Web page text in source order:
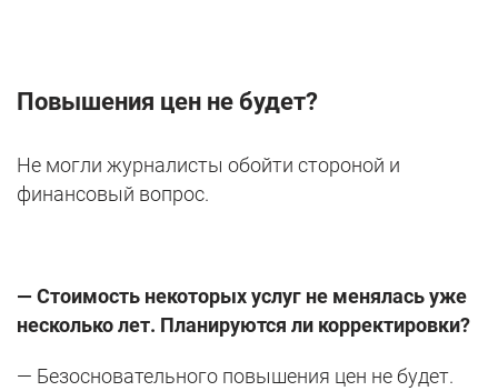
Повышения цен не будет?
Не могли журналисты обойти стороной и
финансовый вопрос.
— Стоимость некоторых услуг не менялась уже
несколько лет. Планируются ли корректировки?
— Безосновательного повышения цен не будет.